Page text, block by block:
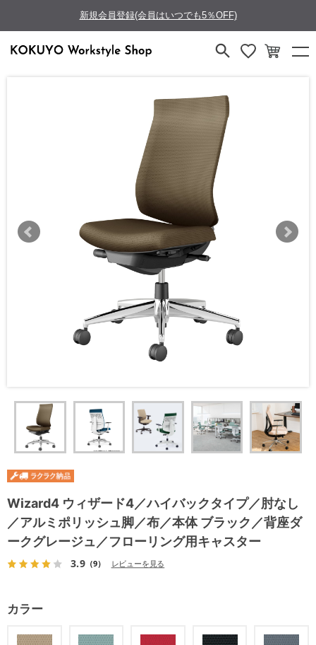
新規会員登録(会員はいつでも5％OFF)
Wizard4 ウィザード4／ハイバックタイプ／肘なし
／アルミポリッシュ脚／布／本体 ブラック／背座ダ
ークグレージュ／フローリング用キャスター
3.9（9） レビューを見る
カラー